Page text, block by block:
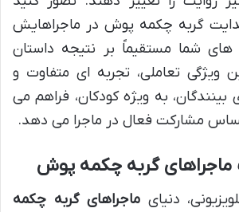
گربه چکمه پوش در ماجراهایش
شما مستقیماً بر نتیجه داستان
ویژگی تعاملی، تجربه ای متفاوت و
بینندگان، به ویژه کودکان، فراهم می
مشارکت فعال در ماجرا می دهد.
گربه چکمه پوش
دنیای ماجراهای گربه چکمه